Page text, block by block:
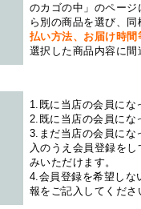
のカゴの中」のペー
ら別の商品を選び、
払い方法、お届け時
選択した商品内容に
1.既に当店の会員にな
2.既に当店の会員にな
3.まだ当店の会員にな
入のうえ会員登録を
みいただけます。
4.会員登録を希望しな
報をご記入してくださ